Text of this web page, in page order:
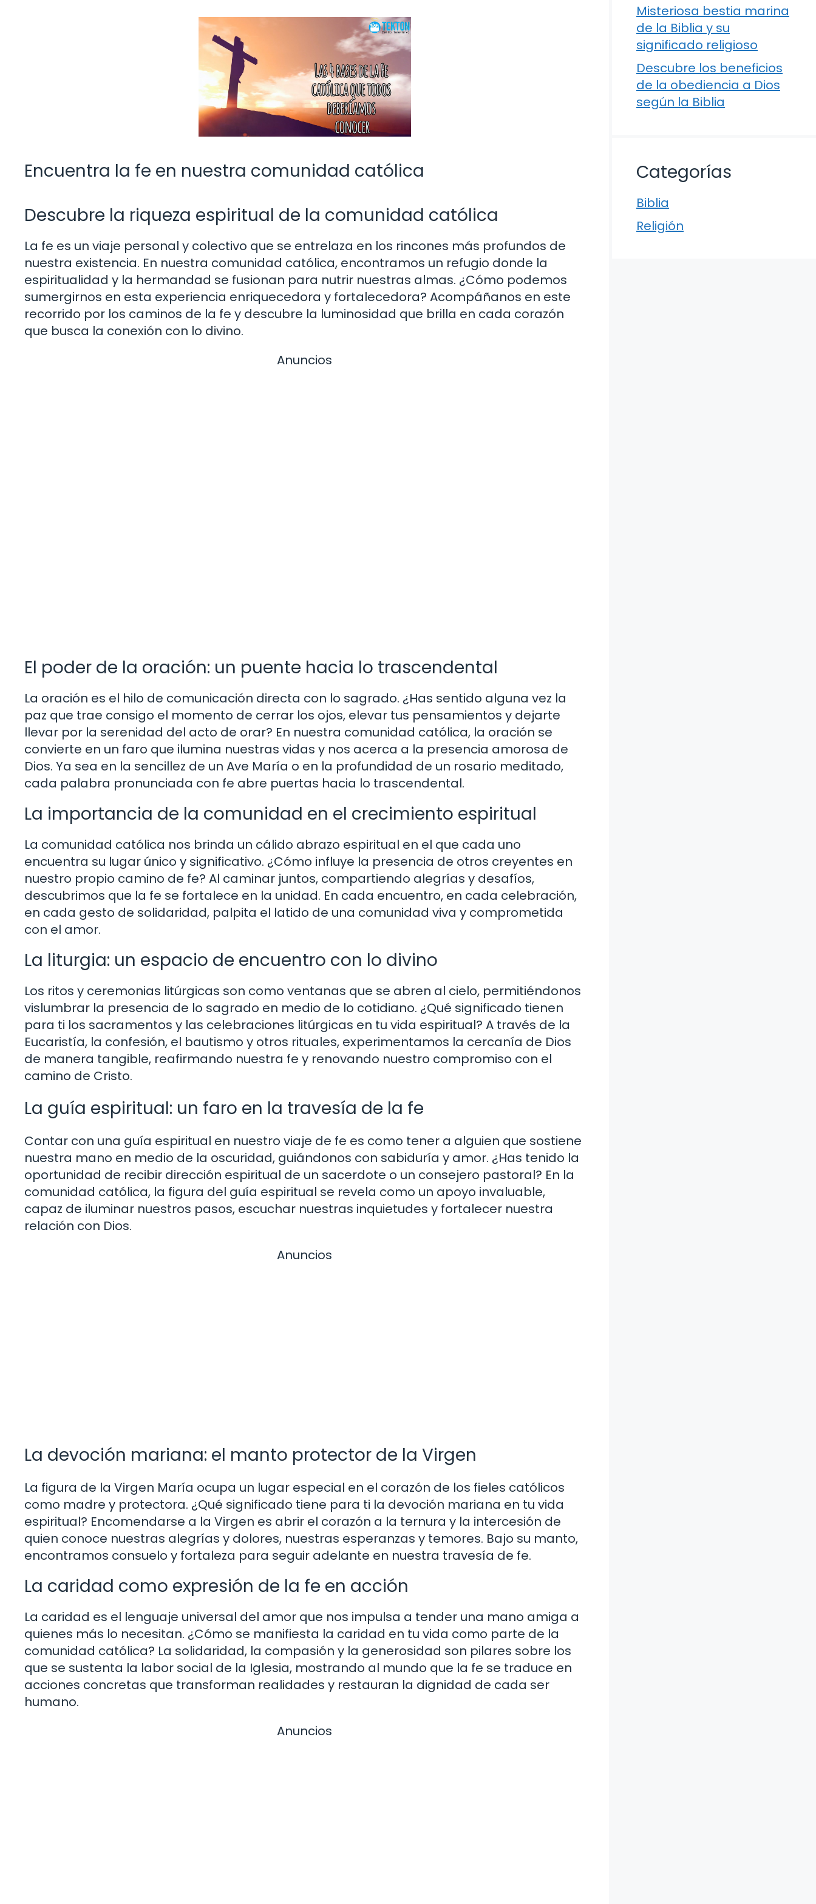
Encuentra la fe en nuestra comunidad católica
Descubre la riqueza espiritual de la comunidad católica
La fe es un viaje personal y colectivo que se entrelaza en los rincones más profundos de
nuestra existencia. En nuestra comunidad católica, encontramos un refugio donde la
espiritualidad y la hermandad se fusionan para nutrir nuestras almas. ¿Cómo podemos
sumergirnos en esta experiencia enriquecedora y fortalecedora? Acompáñanos en este
recorrido por los caminos de la fe y descubre la luminosidad que brilla en cada corazón
que busca la conexión con lo divino.
Anuncios
El poder de la oración: un puente hacia lo trascendental
La oración es el hilo de comunicación directa con lo sagrado. ¿Has sentido alguna vez la
paz que trae consigo el momento de cerrar los ojos, elevar tus pensamientos y dejarte
llevar por la serenidad del acto de orar? En nuestra comunidad católica, la oración se
convierte en un faro que ilumina nuestras vidas y nos acerca a la presencia amorosa de
Dios. Ya sea en la sencillez de un Ave María o en la profundidad de un rosario meditado,
cada palabra pronunciada con fe abre puertas hacia lo trascendental.
La importancia de la comunidad en el crecimiento espiritual
La comunidad católica nos brinda un cálido abrazo espiritual en el que cada uno
encuentra su lugar único y significativo. ¿Cómo influye la presencia de otros creyentes en
nuestro propio camino de fe? Al caminar juntos, compartiendo alegrías y desafíos,
descubrimos que la fe se fortalece en la unidad. En cada encuentro, en cada celebración,
en cada gesto de solidaridad, palpita el latido de una comunidad viva y comprometida
con el amor.
La liturgia: un espacio de encuentro con lo divino
Los ritos y ceremonias litúrgicas son como ventanas que se abren al cielo, permitiéndonos
vislumbrar la presencia de lo sagrado en medio de lo cotidiano. ¿Qué significado tienen
para ti los sacramentos y las celebraciones litúrgicas en tu vida espiritual? A través de la
Eucaristía, la confesión, el bautismo y otros rituales, experimentamos la cercanía de Dios
de manera tangible, reafirmando nuestra fe y renovando nuestro compromiso con el
camino de Cristo.
La guía espiritual: un faro en la travesía de la fe
Contar con una guía espiritual en nuestro viaje de fe es como tener a alguien que sostiene
nuestra mano en medio de la oscuridad, guiándonos con sabiduría y amor. ¿Has tenido la
oportunidad de recibir dirección espiritual de un sacerdote o un consejero pastoral? En la
comunidad católica, la figura del guía espiritual se revela como un apoyo invaluable,
capaz de iluminar nuestros pasos, escuchar nuestras inquietudes y fortalecer nuestra
relación con Dios.
Anuncios
La devoción mariana: el manto protector de la Virgen
La figura de la Virgen María ocupa un lugar especial en el corazón de los fieles católicos
como madre y protectora. ¿Qué significado tiene para ti la devoción mariana en tu vida
espiritual? Encomendarse a la Virgen es abrir el corazón a la ternura y la intercesión de
quien conoce nuestras alegrías y dolores, nuestras esperanzas y temores. Bajo su manto,
encontramos consuelo y fortaleza para seguir adelante en nuestra travesía de fe.
La caridad como expresión de la fe en acción
La caridad es el lenguaje universal del amor que nos impulsa a tender una mano amiga a
quienes más lo necesitan. ¿Cómo se manifiesta la caridad en tu vida como parte de la
comunidad católica? La solidaridad, la compasión y la generosidad son pilares sobre los
que se sustenta la labor social de la Iglesia, mostrando al mundo que la fe se traduce en
acciones concretas que transforman realidades y restauran la dignidad de cada ser
humano.
Anuncios
Misteriosa bestia marina
de la Biblia y su
significado religioso
Descubre los beneficios
de la obediencia a Dios
según la Biblia
Categorías
Biblia
Religión